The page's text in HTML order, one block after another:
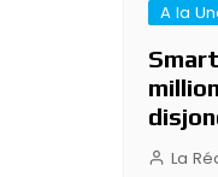
A la
La